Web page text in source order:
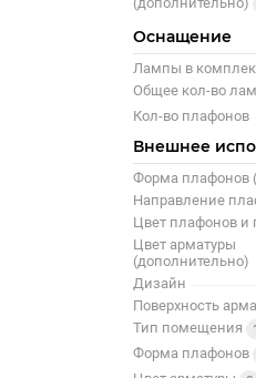
Оснащение
Лампы в
Общее кол-во
Кол-во плафонов
Внешнее
Форма плафонов
Направление
Цвет плафонов и
Цвет арматуры
(дополнительно)
Дизайн
Поверхность
Тип помещения
Форма плафонов